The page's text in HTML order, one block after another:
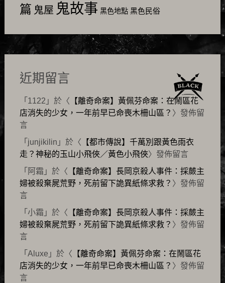
篇 鬼屋 鬼故事 黑色地點 黑色民俗
近期留言
「 1122 」於〈 【離奇命案】黃佩芬命案：在鬧區花
店消失的少女，一年前早已命喪木柵山區？ 〉發佈留
言
「 junjikilin 」於〈 【都市傳說】千萬別跟黃色雨衣
走？神秘的玉山小飛俠／黃色小飛俠〉發佈留言
「 阿霜 」於〈 【離奇命案】長岡京殺人事件：採蕨主
婦被殺棄屍荒野，死前留下詭異紙條求救？ 〉發佈留
言
「 小霜 」於〈 【離奇命案】長岡京殺人事件：採蕨主
婦被殺棄屍荒野，死前留下詭異紙條求救？ 〉發佈留
言
「 Aluxe 」於〈 【離奇命案】黃佩芬命案：在鬧區花
店消失的少女，一年前早已命喪木柵山區？ 〉發佈留
言